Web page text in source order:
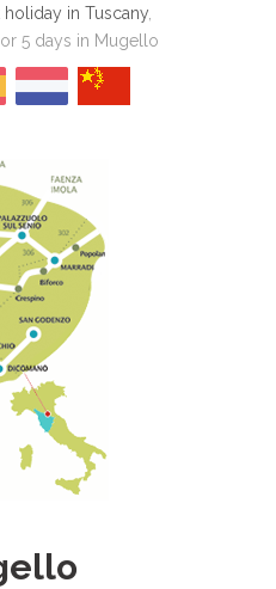
holiday in Tuscany
5 days in Mugello